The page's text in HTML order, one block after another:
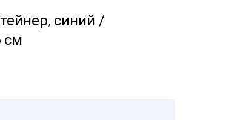
синий /
см